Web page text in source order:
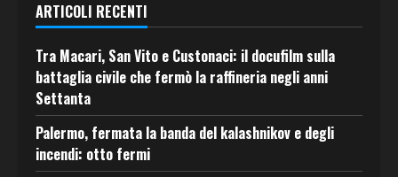
ARTICOLI RECENTI
Tra Macari, San Vito e Custonaci: il docufilm sulla
battaglia civile che fermò la raffineria negli anni
Settanta
Palermo, fermata la banda del kalashnikov e degli
incendi: otto fermi